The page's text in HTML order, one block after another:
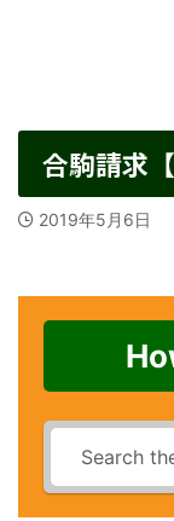
合駒請求
2019年5月6日